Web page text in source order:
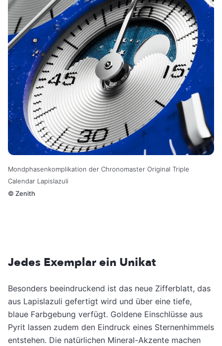
Mondphasenkomplikation der Chronomaster Original Triple
Calendar Lapislazuli
© Zenith
Jedes Exemplar ein Unikat
Besonders beeindruckend ist das neue Zifferblatt, das
aus Lapislazuli gefertigt wird und über eine tiefe,
blaue Farbgebung verfügt. Goldene Einschlüsse aus
Pyrit lassen zudem den Eindruck eines Sternenhimmels
entstehen. Die natürlichen Mineral-Akzente machen